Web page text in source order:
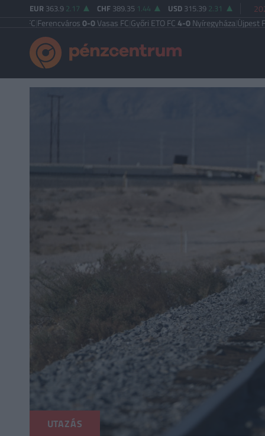
EUR 363.9 2.17 CHF 389.35 1.44 USD 315.39 2.31
Ferencváros0-0Vasas FC|Győri ETO FC4-0Nyíregyháza|Újpest FC4-2
UTAZÁS